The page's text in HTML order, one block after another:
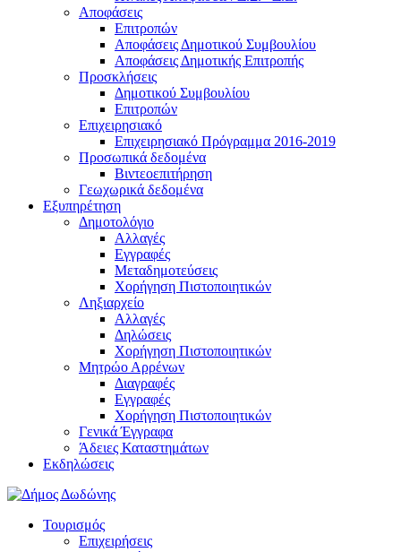
Αποφάσεις
Επιτροπών
Αποφάσεις Δημοτικού Συμβουλίου
Αποφάσεις Δημοτικής Επιτροπής
Προσκλήσεις
Δημοτικού Συμβουλίου
Επιτροπών
Επιχειρησιακό
Επιχειρησιακό Πρόγραμμα 2016-2019
Προσωπικά δεδομένα
Βιντεοεπιτήρηση
Γεωχωρικά δεδομένα
Εξυπηρέτηση
Δημοτολόγιο
Αλλαγές
Εγγραφές
Μεταδημοτεύσεις
Χορήγηση Πιστοποιητικών
Ληξιαρχείο
Αλλαγές
Δηλώσεις
Χορήγηση Πιστοποιητικών
Μητρώο Αρρένων
Διαγραφές
Εγγραφές
Χορήγηση Πιστοποιητικών
Γενικά Έγγραφα
Άδειες Καταστημάτων
Εκδηλώσεις
Τουρισμός
Επιχειρήσεις